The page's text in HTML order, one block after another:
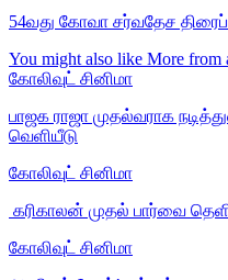
54வது கோவா சர்வதேச
You might also like More from
கோலிவுட் சினிமா
பாஜக ராஜா முதல்வராக
வெளியீடு
கோலிவுட் சினிமா
கரிகாலன் முதல் பார்வை
கோலிவுட் சினிமா